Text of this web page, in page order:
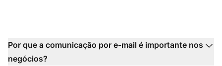
Por que a comunicação por e-mail é importante nos
negócios?